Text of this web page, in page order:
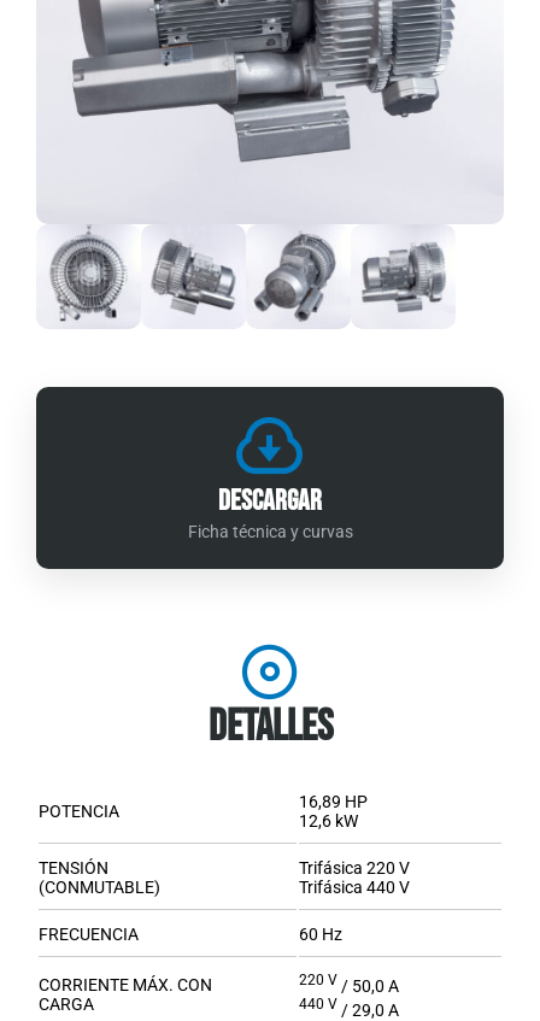
Descargar
Ficha técnica y curvas
Detalles
POTENCIA
16,89 HP
12,6 kW
TENSIÓN
(CONMUTABLE)
Trifásica 220 V
Trifásica 440 V
FRECUENCIA 60 Hz
CORRIENTE MÁX. CON
CARGA
220 V / 50,0 A
440 V / 29,0 A